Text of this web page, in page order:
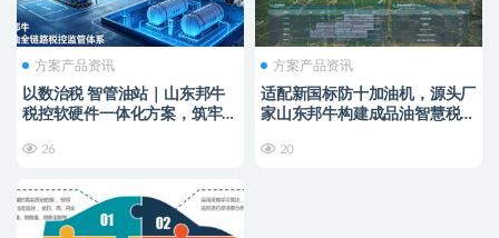
方案产品资讯
以数治税 智管油站｜山东邦牛
税控软硬件一体化方案，筑牢成
26
方案产品资讯
适配新国标防十加油机，源头厂
家山东邦牛构建成品油智慧税控
20